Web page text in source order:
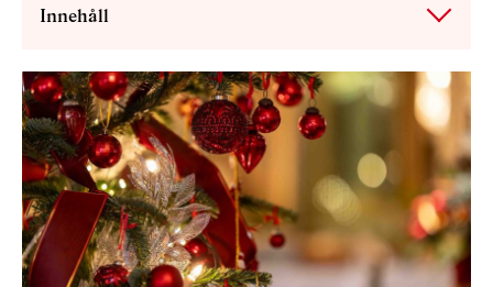
Innehåll